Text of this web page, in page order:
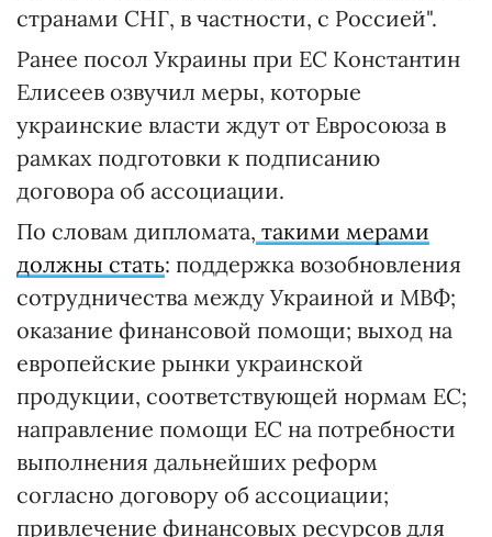
странами СНГ, в частности, с Россией".
Ранее посол Украины при ЕС Константин
Елисеев озвучил меры, которые
украинские власти ждут от Евросоюза в
рамках подготовки к подписанию
договора об ассоциации.
По словам дипломата, такими мерами
должны стать: поддержка возобновления
сотрудничества между Украиной и МВФ;
оказание финансовой помощи; выход на
европейские рынки украинской
продукции, соответствующей нормам ЕС;
направление помощи ЕС на потребности
выполнения дальнейших реформ
согласно договору об ассоциации;
привлечение финансовых ресурсов для